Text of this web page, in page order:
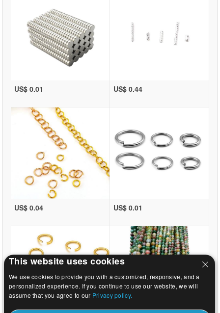
US$ 0.01 US$ 0.44
US$ 0.04 US$ 0.01
This website uses cookies
We use cookies to provide you with a customized, responsive, and a
personalized experience. If you continue to use our website, we will
assume that you agree to our Privacy policy.